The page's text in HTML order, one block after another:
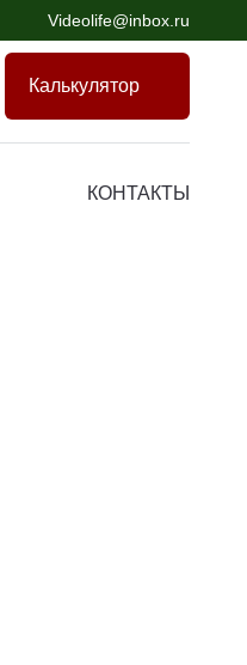
Videolife@inbox.ru
Калькулятор
КОНТАКТЫ